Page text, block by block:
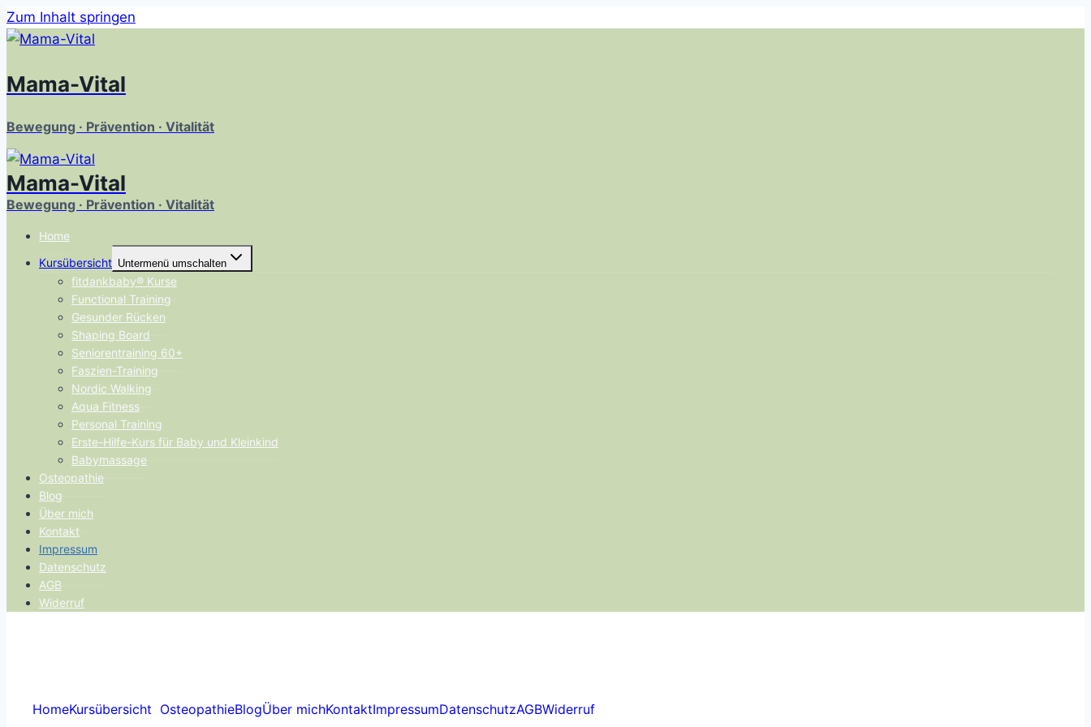
Zum Inhalt springen
Mama-Vital
Bewegung · Prävention · Vitalität
Mama-Vital
Bewegung · Prävention · Vitalität
Home
Kursübersicht Untermenü umschalten
fitdankbaby® Kurse
Functional Training
Gesunder Rücken
Shaping Board
Seniorentraining 60+
Faszien-Training
Nordic Walking
Aqua Fitness
Personal Training
Erste-Hilfe-Kurs für Baby und Kleinkind
Babymassage
Osteopathie
Blog
Über mich
Kontakt
Impressum
Datenschutz
AGB
Widerruf
HomeKursübersicht OsteopathieBlogÜber michKontaktImpressumDatenschutzAGBWiderruf